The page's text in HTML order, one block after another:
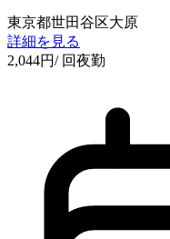
東京都世田谷区大原
詳細を見る
2,044円/ 回夜勤